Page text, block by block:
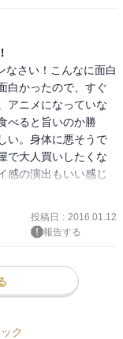
当たると本数や量
ンコの大きさが変わ
ぐらい（子供の時の
ンコが当たったこと
ハンで補強したよ
ほど風圧があります
チートっぷり。当然
で一度も使わせても
ので思い出しまし
なさい！こんなに面白
白かったので、すぐ
アニメになっていな
べると旨いのか勝
い。身体に悪そうで
で大人買いしたくな
感の演出もいい感じ
投稿日 : 2016.01.12
報告する
ク